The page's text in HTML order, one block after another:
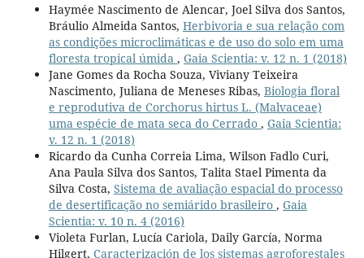
Haymée Nascimento de Alencar, Joel Silva dos Santos,
Bráulio Almeida Santos, Herbivoria e sua relação com
as condições microclimáticas e de uso do solo em uma
floresta tropical úmida , Gaia Scientia: v. 12 n. 1 (2018)
Jane Gomes da Rocha Souza, Viviany Teixeira
Nascimento, Juliana de Meneses Ribas, Biologia floral
e reprodutiva de Corchorus hirtus L. (Malvaceae)
uma espécie de mata seca do Cerrado , Gaia Scientia:
v. 12 n. 1 (2018)
Ricardo da Cunha Correia Lima, Wilson Fadlo Curi,
Ana Paula Silva dos Santos, Talita Stael Pimenta da
Silva Costa, Sistema de avaliação espacial do processo
de desertificação no semiárido brasileiro , Gaia
Scientia: v. 10 n. 4 (2016)
Violeta Furlan, Lucía Cariola, Daily García, Norma
Hilgert, Caracterización de los sistemas agroforestales